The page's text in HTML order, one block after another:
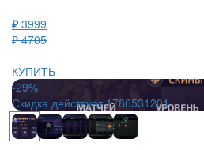
₽ 3999
₽ 4705
КУПИТЬ
-29%
Скидка действует 1786531201